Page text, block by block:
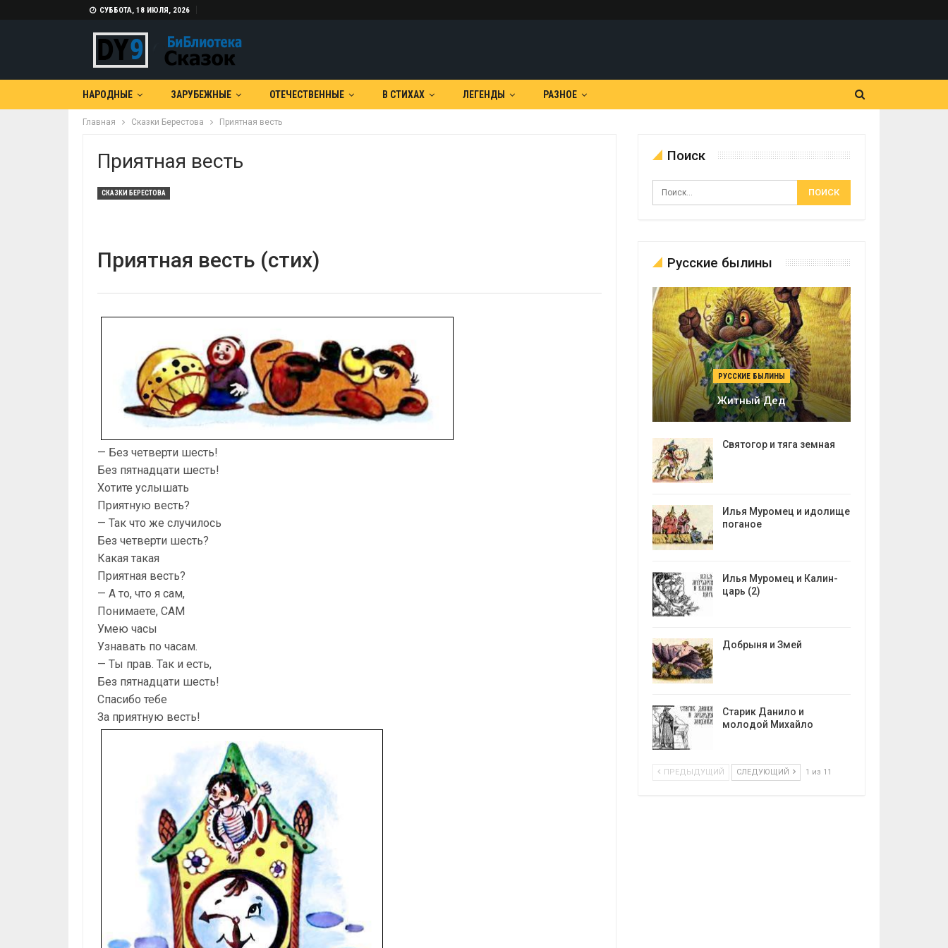
СУББОТА, 18 ИЮЛЯ, 2026
НАРОДНЫЕ ЗАРУБЕЖНЫЕ ОТЕЧЕСТВЕННЫЕ В СТИХАХ ЛЕГЕНДЫ РАЗНОЕ
Главная Сказки Берестова Приятная весть
Приятная весть
СКАЗКИ БЕРЕСТОВА
Приятная весть (стих)
— Без четверти шесть!
Без пятнадцати шесть!
Хотите услышать
Приятную весть?
— Так что же случилось
Без четверти шесть?
Какая такая
Приятная весть?
— А то, что я сам,
Понимаете, САМ
Умею часы
Узнавать по часам.
— Ты прав. Так и есть,
Без пятнадцати шесть!
Спасибо тебе
За приятную весть!
Поиск
Русские былины
РУССКИЕ БЫЛИНЫ
Житный Дед
Святогор и тяга земная
Илья Муромец и идолище
поганое
Илья Муромец и Калин-
царь (2)
Добрыня и Змей
Старик Данило и
молодой Михайло
ПРЕДЫДУЩИЙ СЛЕДУЮЩИЙ 1 из 11